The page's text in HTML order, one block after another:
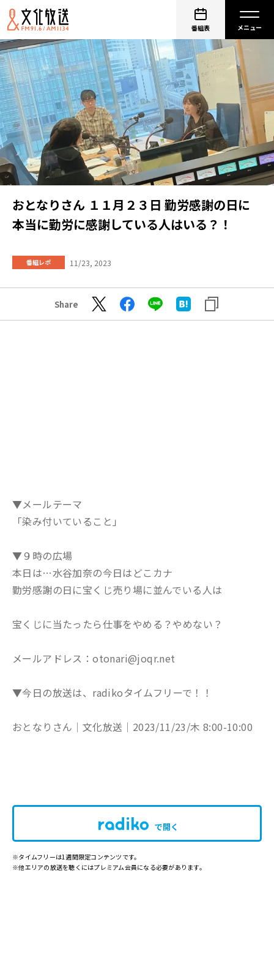
番組表
おとなりさん １１月２３日 勤労感謝の日に
本当に勤労に感謝している人はいる？！
番組レポ 11/23, 2023
Share
▼メールテーマ
「染み付いていること」
▼９時の広場
本日は…水谷加奈の今日はどこカナ
勤労感謝の日に宝くじ売り場に並んでいる人は
宝くじに当たったら仕事をやめる？やめない？
メールアドレス：otonari@joqr.net
▼今日の放送は、radikoタイムフリーで！！
おとなりさん│文化放送│2023/11/23/木 8:00-10:00
で開く
※タイムフリーは1週間限定コンテンツです。
※他エリアの放送を聴くにはプレミアム会員になる必要があります。